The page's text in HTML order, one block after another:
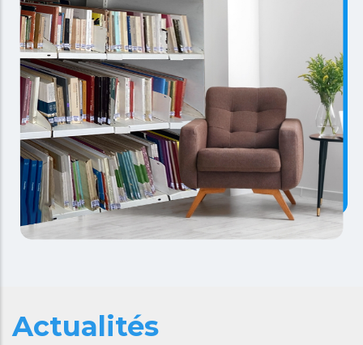
Actualités